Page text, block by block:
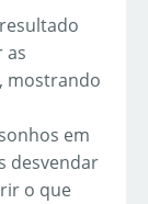
as
mostrando
em
desvendar
o que